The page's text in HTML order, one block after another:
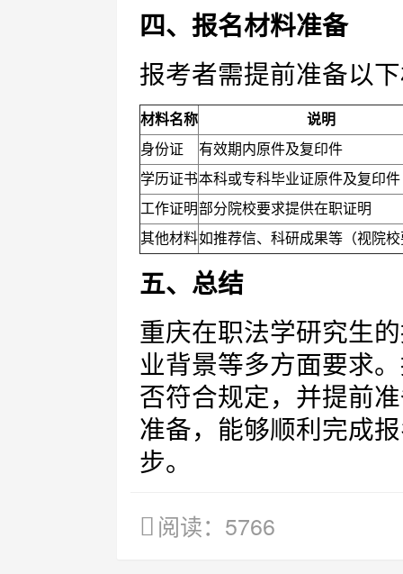
四、报名材料准备
报考者需提前准备以
材料名称
说明
身份证
有效期内原件及复印件
学历证书本科或专科毕业证原件及复印件
工作证明部分院校要求提供在职证明
其他材料如推荐信、科研成果等（视院
五、总结
重庆在职法学研究生
业背景等多方面要求
否符合规定，并提前
准备，能够顺利完成
步。
阅读：5766